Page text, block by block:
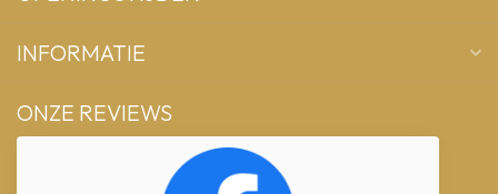
INFORMATIE
ONZE REVIEWS